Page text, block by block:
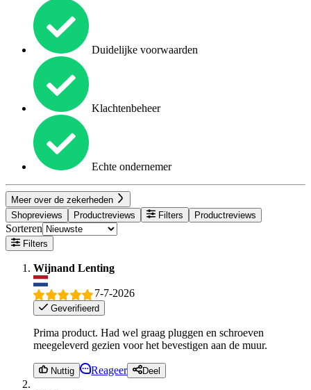
Duidelijke voorwaarden
Klachtenbeheer
Echte ondernemer
Meer over de zekerheden
Shopreviews
Productreviews Filters Productreviews
Sorteren
Filters
Wijnand Lenting
7-7-2026
Geverifieerd
Prima product. Had wel graag pluggen en schroeven
meegeleverd gezien voor het bevestigen aan de muur.
Nuttig Reageer Deel